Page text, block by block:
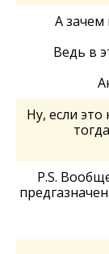
А зачем
Ведь в
Ну, если это
P.S.